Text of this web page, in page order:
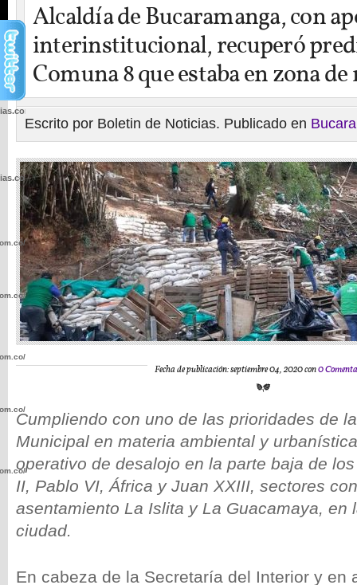
Alcaldía de Bucaramanga, con
interinstitucional, recuperó
Comuna 8 que estaba en zona de
Escrito por Boletin de Noticias. Publicado en
Fecha de publicación: septiembre 04, 2020 con0
Cumpliendo con uno de las prioridades de
Municipal en materia ambiental y
operativo de desalojo en la parte baja de
II, Pablo VI, África y Juan XXIII, sectores
asentamiento La Islita y La Guacamaya, en
ciudad.
En cabeza de la Secretaría del Interior y en
wp-
wp-
wp-
wp-
wp-
wp-
wp-
wp-